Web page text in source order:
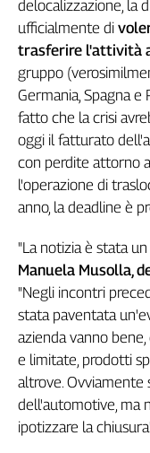
Idea
Diffusa
InFlai
Le
trasmissioni
tv
Work
in
Progress
nel
Lavoro
Territori
Abruzzo-
Molise
Alto
Adige
Basilicata
delocalizzazione, la
ufficialmente di
trasferire l'attività
gruppo
Germania, Spagna e
fatto che la crisi
oggi il fatturato
con perdite attorno
l'operazione di
anno, la deadline è
"La notizia è stata
Manuela Musolla,
"Negli incontri
stata paventata
azienda vanno
e limitate, prodotti
altrove. Ovviamente
dell'automotive, ma
ipotizzare la